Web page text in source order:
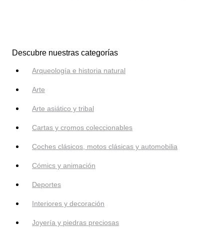
Descubre nuestras categorías
Arqueología e historia natural
Arte
Arte asiático y tribal
Cartas y cromos coleccionables
Coches clásicos, motos clásicas y automobilia
Cómics y animación
Deportes
Interiores y decoración
Joyería y piedras preciosas